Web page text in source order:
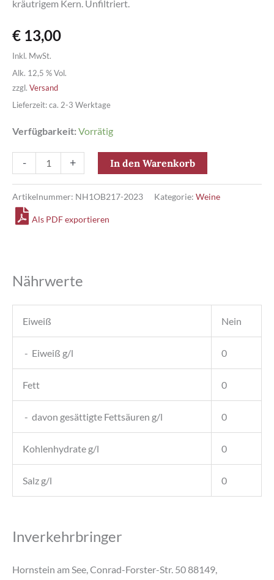
kräutrigem Kern. Unfiltriert.
€ 13,00
Inkl. MwSt.
Alk. 12,5 % Vol.
zzgl. Versand
Lieferzeit: ca. 2-3 Werktage
Verfügbarkeit: Vorrätig
-
Bayerischer
Bodensee
Spätburgunder
QW
+ In den Warenkorb
Artikelnummer: NH1OB217-2023 Kategorie: Weine
Als PDF exportieren
Nährwerte
Eiweiß Nein
- Eiweiß g/l 0
Fett 0
- davon gesättigte Fettsäuren g/l 0
Kohlenhydrate g/l 0
Salz g/l 0
Inverkehrbringer
Hornstein am See, Conrad-Forster-Str. 50 88149,